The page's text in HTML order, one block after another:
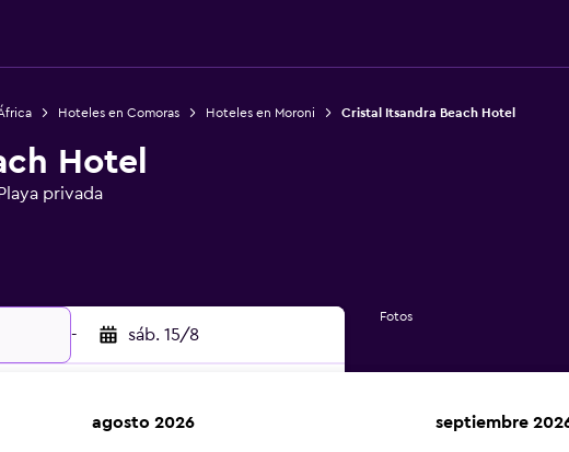
Hoteles en Comoras Hoteles en Moroni Cristal Itsandra Beach Hotel
Hotel
privada
- sáb. 15/8
Fotos
agosto 2026 septiembre